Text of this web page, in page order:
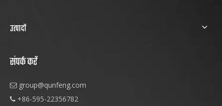
उत्पादों
संपर्क करें
 group@qunfeng.com
 +86-595-22356782